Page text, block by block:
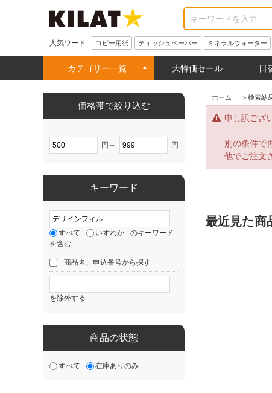
人気ワード コピー用紙 ティッシュペーパー ミネラルウォーター
カテゴリー一覧 大特価セール 日
価格帯で絞り込む
円～ 円
キーワード
すべて いずれか
のキーワード
を含む
商品名、申込番号から探す
を除外する
商品の状態
すべて 在庫ありのみ
ホーム ＞ 検索結
申し訳ござ
別の条件で
他でご注文
最近見た商